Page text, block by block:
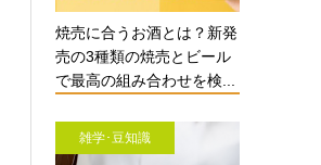
焼売に合うお酒とは？新発
売の3種類の焼売とビール
で最高の組み合わせを検...
雑学･豆知識